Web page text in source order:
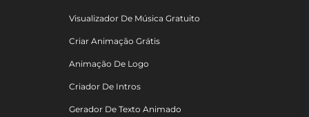
Visualizador De Música Gratuito
Criar Animação Grátis
Animação De Logo
Criador De Intros
Gerador De Texto Animado